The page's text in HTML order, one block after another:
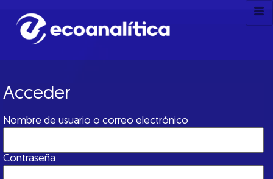
Acceder
Nombre de usuario o correo electrónico
Contraseña